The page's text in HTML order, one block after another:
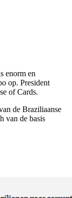
enorm en
op. President
of Cards.
de Braziliaanse
van de basis